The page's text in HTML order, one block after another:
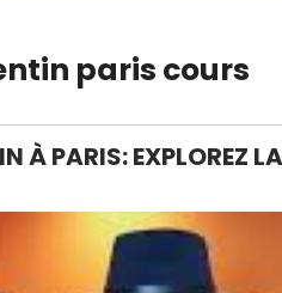
paris cours
À PARIS: EXPLOREZ